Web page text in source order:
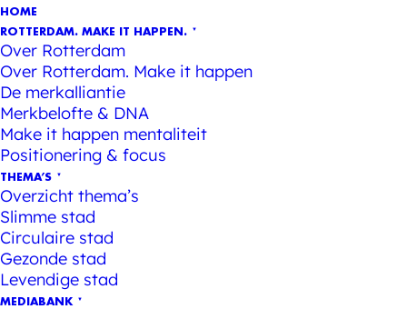
HOME
ROTTERDAM. MAKE IT HAPPEN.
Over Rotterdam
Over Rotterdam. Make it happen
De merkalliantie
Merkbelofte & DNA
Make it happen mentaliteit
Positionering & focus
THEMA’S
Overzicht thema’s
Slimme stad
Circulaire stad
Gezonde stad
Levendige stad
MEDIABANK